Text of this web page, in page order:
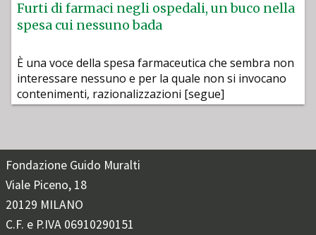
Furti di farmaci negli ospedali, un buco nella
spesa cui nessuno bada
È una voce della spesa farmaceutica che sembra non
interessare nessuno e per la quale non si invocano
contenimenti, razionalizzazioni [segue]
Fondazione Guido Muralti
Viale Piceno, 18
20129 MILANO
C.F. e P.IVA 06910290151